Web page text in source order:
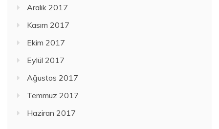
Aralık 2017
Kasım 2017
Ekim 2017
Eylül 2017
Ağustos 2017
Temmuz 2017
Haziran 2017